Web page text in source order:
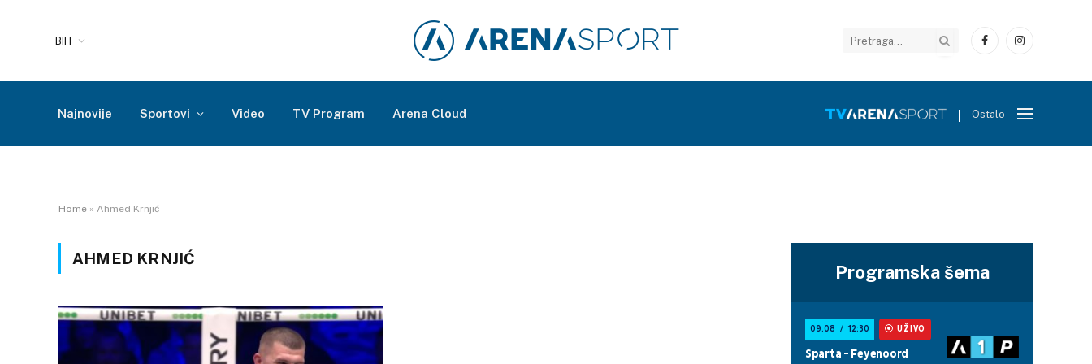
BIH
FacebookInstagram
Najnovije Sportovi Video TV Program Arena Cloud Ostalo
Home » Ahmed Krnjić
AHMED KRNJIĆ
Programska šema